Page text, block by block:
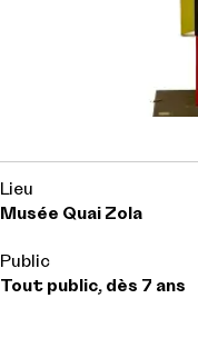
Lieu
Musée Quai Zola
Public
Tout public, dès 7 ans